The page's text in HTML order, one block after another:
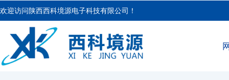
欢迎访问陕西西科境源电子科技有限公司！